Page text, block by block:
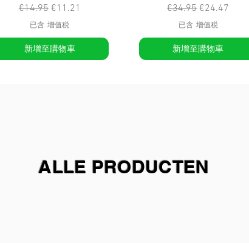
一般價格
€14.95 促銷價格
€11.21
已含 增值税
新增至購物車
一般價格
€34.95 促銷價格
€24.47
已含 增值税
新增至購物車
ALLE PRODUCTEN